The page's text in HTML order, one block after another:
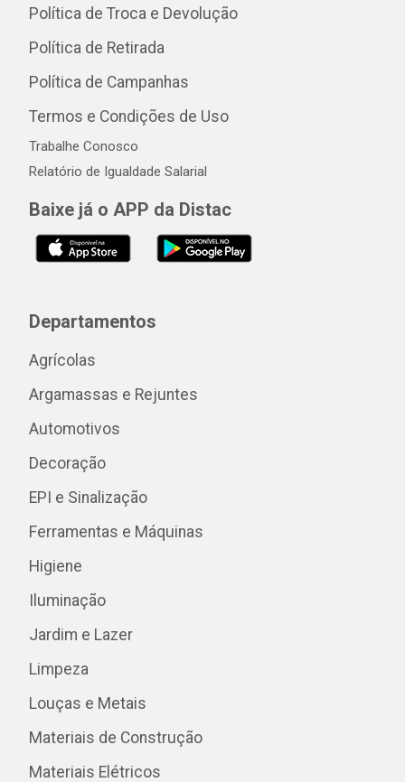
Política de Troca e Devolução
Política de Retirada
Política de Campanhas
Termos e Condições de Uso
Trabalhe Conosco
Relatório de Igualdade Salarial
Baixe já o APP da Distac
Departamentos
Agrícolas
Argamassas e Rejuntes
Automotivos
Decoração
EPI e Sinalização
Ferramentas e Máquinas
Higiene
Iluminação
Jardim e Lazer
Limpeza
Louças e Metais
Materiais de Construção
Materiais Elétricos